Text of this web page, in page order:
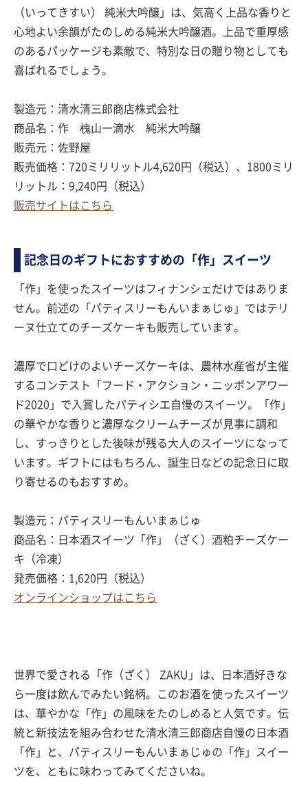
（いってきすい） 純米大吟醸」は、気高く上品な香りと
心地よい余韻がたのしめる純米大吟醸酒。上品で重厚感
のあるパッケージも素敵で、特別な日の贈り物としても
喜ばれるでしょう。
製造元：清水清三郎商店株式会社
商品名：作 槐山一滴水 純米大吟醸
販売元：佐野屋
販売価格：720ミリリットル4,620円（税込）、1800ミリ
リットル：9,240円（税込）
販売サイトはこちら
記念日のギフトにおすすめの「作」スイーツ
「作」を使ったスイーツはフィナンシェだけではありま
せん。前述の「パティスリーもんいまぁじゅ」ではテリ
ーヌ仕立てのチーズケーキも販売しています。
濃厚で口どけのよいチーズケーキは、農林水産省が主催
するコンテスト「フード・アクション・ニッポンアワー
ド2020」で入賞したパティシエ自慢のスイーツ。「作」
の華やかな香りと濃厚なクリームチーズが見事に調和
し、すっきりとした後味が残る大人のスイーツになって
います。ギフトにはもちろん、誕生日などの記念日に取
り寄せるのもおすすめ。
製造元：パティスリーもんいまぁじゅ
商品名：日本酒スイーツ「作」（ざく）酒粕チーズケー
キ（冷凍）
発売価格：1,620円（税込）
オンラインショップはこちら
世界で愛される「作（ざく） ZAKU」は、日本酒好きな
ら一度は飲んでみたい銘柄。このお酒を使ったスイーツ
は、華やかな「作」の風味をたのしめると人気です。伝
統と新技法を組み合わせた清水清三郎商店自慢の日本酒
「作」と、パティスリーもんいまぁじゅの「作」スイー
ツを、ともに味わってみてくださいね。